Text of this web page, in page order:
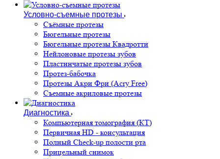
Условно-съемные протезы
Съёмные протезы
Бюгельные протезы
Бюгельные протезы Квадротти
Нейлоновые протезы зубов
Пластинчатые протезы зубов
Протез-бабочка
Протезы Акри Фри (Acry Free)
Съемные акриловые протезы
Диагностика
Компьютерная томография (КТ)
Первичная HD - консультация
Полный Check-up полости рта
Прицельный снимок